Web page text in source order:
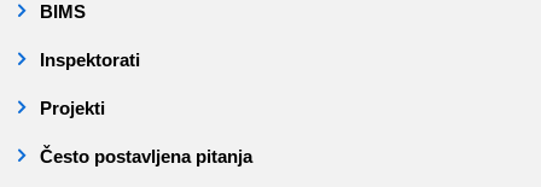
BIMS
Inspektorati
Projekti
Često postavljena pitanja